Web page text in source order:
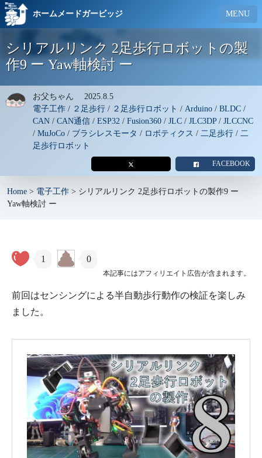
ホームメードガービッジ MENU
シリアルリンク 2足歩行ロボットの製
作9 ー Yaw軸検討 ー
お父ちゃん 2025.8.5
電子工作 / ２足歩行 / ２足歩行ロボット / Arduino / BLDC /
CAN / CAN通信 / ESP32 / Fusion360 / JLC / JLC3DP/ JLCCNC
/ MuJoCo / ブラシレスモータ / ロボティクス / 二足歩行 / 二
足歩行ロボット
FACEBOOK
Home > 電子工作 > シリアルリンク 2足歩行ロボットの製作9 ー
Yaw軸検討 ー
本記事にはアフィリエイト広告が含まれます。
1 0
前回はセンシングによる半自動歩行動作の検証を楽しみ
ました。